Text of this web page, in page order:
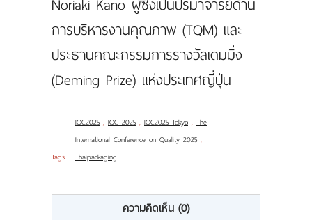
การบริหารงานคุณภาพ (TQM) และ
ประธานคณะกรรมการรางวัลเดมมิ่ง
(Deming Prize) แห่งประเทศญี่ปุ่น
Tags
IQC2025 , IQC 2025 , IQC2025 Tokyo , The
International Conference on Quality 2025 ,
Thaipackaging
ความคิดเห็น (0)